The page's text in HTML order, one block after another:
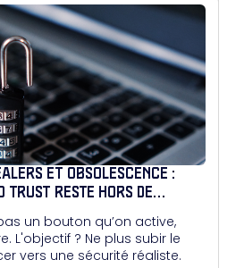
ET OBSOLESCENCE :
TRUST RESTE HORS DE
un bouton qu’on active,
L'objectif ? Ne plus subir le
vers une sécurité réaliste.